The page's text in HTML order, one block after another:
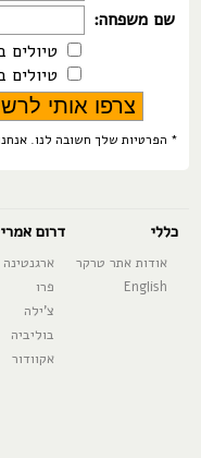
שם משפחה:
טיולים
טיולים
* הפרטיות שלך חשובה לנו.
כללי
אודות אתר טרקר
English
דרום
ארגנטינה
פרו
צ'ילה
בוליביה
אקוודור